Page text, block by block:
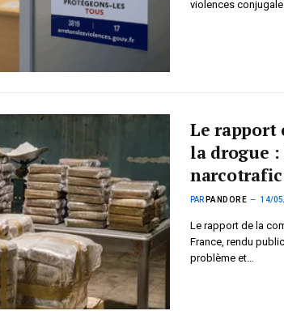
violences
Le rapport
la drogue :
narcotrafic
PAR PANDORE 14/
Le rapport de la
France, rendu
problème et…